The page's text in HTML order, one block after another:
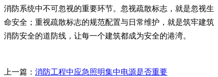
消防系统中不可忽视的重要环节。忽视疏散标志，就是忽视生
命安全；重视疏散标志的规范配置与日常维护，就是筑牢建筑
消防安全的道防线，让每一个建筑都成为安全的港湾。
上一篇： 消防工程中应急照明集中电源是否重要